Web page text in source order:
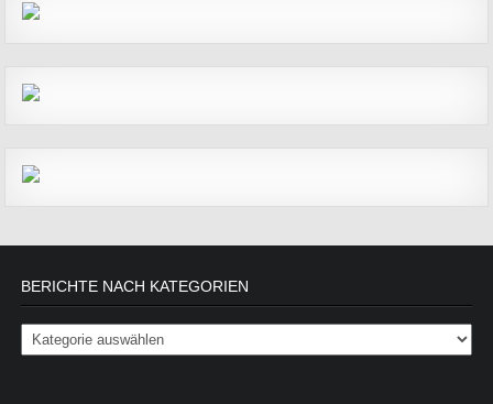
BERICHTE NACH KATEGORIEN
Berichte nach Kategorien